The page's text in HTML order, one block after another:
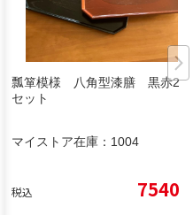
瓢箪模様 八角型漆膳 黒赤2枚
セット
マイストア在庫： 1004
税込 7540